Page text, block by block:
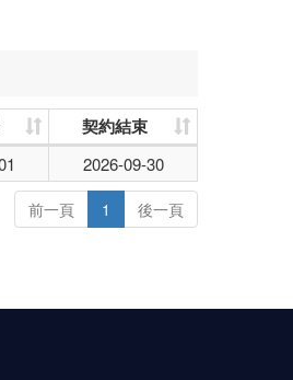
契約結束
2026-09-30
前一頁 1 後一頁